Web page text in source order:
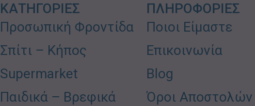
ΚΑΤΗΓΟΡΙΕΣ
Προσωπική Φροντίδα
Σπίτι – Κήπος
Supermarket
Παιδικά – Βρεφικά
ΠΛΗΡΟΦΟΡΙΕΣ
Ποιοι Είμαστε
Επικοινωνία
Blog
Όροι Αποστολών